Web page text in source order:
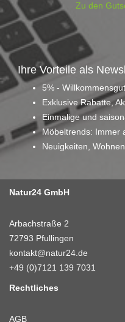
Zu den
Ihre Vorteile als
5% -
Exklusive Rabatte,
Einmalige und
Möbeltrends: Immer
Neuigkeiten,
Natur24 GmbH
Arbachstraße 2
72793 Pfullingen
kontakt@natur24.de
+49 (0)7121 139 7031
Rechtliches
AGB